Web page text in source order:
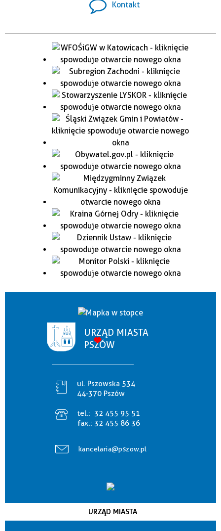
Kontakt
URZĄD MIASTA
PSZÓW
ul. Pszowska 534
44-370 Pszów
tel.: 32 455 95 51
fax.: 32 455 86 36
kancelaria@pszow.pl
URZĄD MIASTA